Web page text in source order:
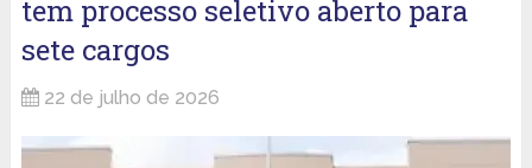
tem processo seletivo aberto para
sete cargos
22 de julho de 2026